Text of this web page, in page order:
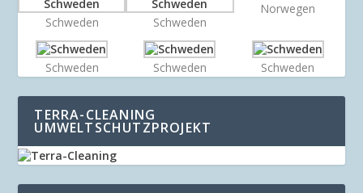
Schweden Schweden
Norwegen
Schweden Schweden Schweden
TERRA-CLEANING
UMWELTSCHUTZPROJEKT